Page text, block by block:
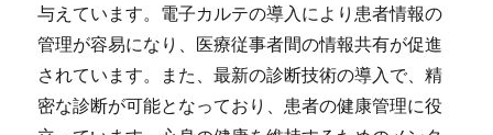
与えています。電子カルテの導入により患者情報の
管理が容易になり、医療従事者間の情報共有が促進
されています。また、最新の診断技術の導入で、精
密な診断が可能となっており、患者の健康管理に役